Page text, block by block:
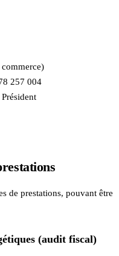
257 004
de prestations, pouvant être
(audit fiscal)